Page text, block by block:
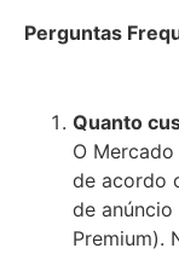
Perguntas
Quanto
O
de acordo
de
Premium).